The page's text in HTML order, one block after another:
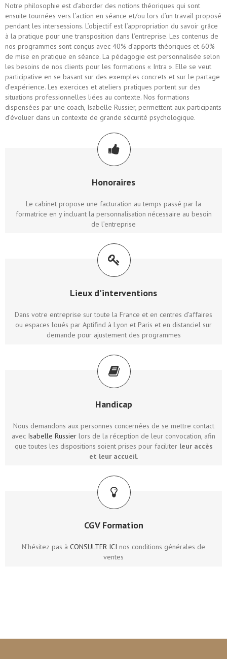
Notre philosophie est d’aborder des notions théoriques qui sont
ensuite tournées vers l’action en séance et/ou lors d’un travail proposé
pendant les intersessions. L’objectif est l’appropriation du savoir grâce
à la pratique pour une transposition dans l’entreprise. Les contenus de
nos programmes sont conçus avec 40% d’apports théoriques et 60%
de mise en pratique en séance. La pédagogie est personnalisée selon
les besoins de nos clients pour les formations « Intra ». Elle se veut
participative en se basant sur des exemples concrets et sur le partage
d’expérience. Les exercices et ateliers pratiques portent sur des
situations professionnelles liées au contexte. Nos formations
dispensées par une coach, Isabelle Russier, permettent aux participants
d’évoluer dans un contexte de grande sécurité psychologique.
Honoraires
Le cabinet propose une facturation au temps passé par la
formatrice en y incluant la personnalisation nécessaire au besoin
de l’entreprise
Lieux d'interventions
Dans votre entreprise sur toute la France et en centres d’affaires
ou espaces loués par Aptifind à Lyon et Paris et en distanciel sur
demande pour ajustement des programmes
Handicap
Nous demandons aux personnes concernées de se mettre contact
avec Isabelle Russier lors de la réception de leur convocation, afin
que toutes les dispositions soient prises pour faciliter leur accès
et leur accueil.
CGV Formation
N’hésitez pas à CONSULTER ICI nos conditions générales de
ventes